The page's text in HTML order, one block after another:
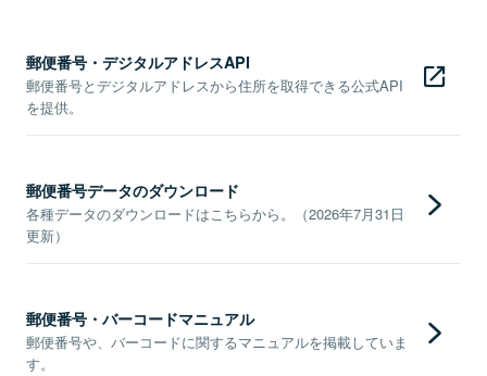
郵便番号・デジタルアドレスAPI
郵便番号とデジタルアドレスから住所を取得できる公式API
を提供。
郵便番号データのダウンロード
各種データのダウンロードはこちらから。（2026年7月31日
更新）
郵便番号・バーコードマニュアル
郵便番号や、バーコードに関するマニュアルを掲載していま
す。